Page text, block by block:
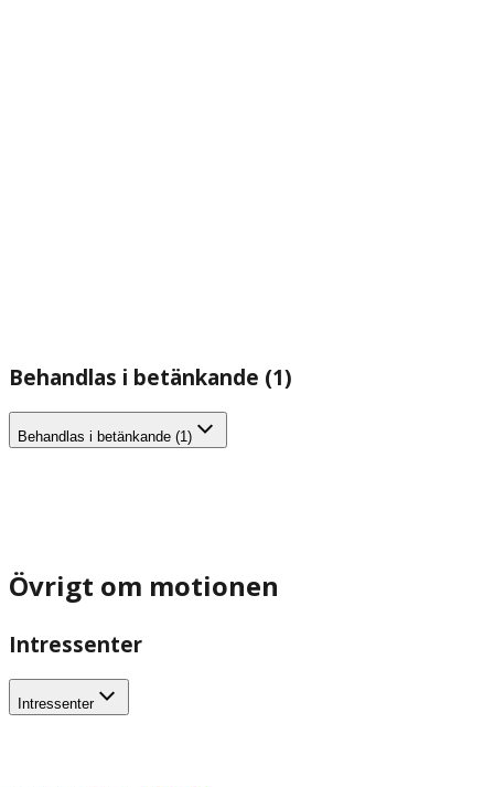
Behandlas i betänkande (1)
Behandlas i betänkande (1)
Övrigt om motionen
Intressenter
Intressenter